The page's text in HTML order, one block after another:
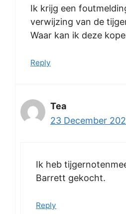
Ik krijg een
verwijzing van de
Waar kan ik deze
Reply
Tea
23 December
Ik heb
Barrett gekocht.
Reply